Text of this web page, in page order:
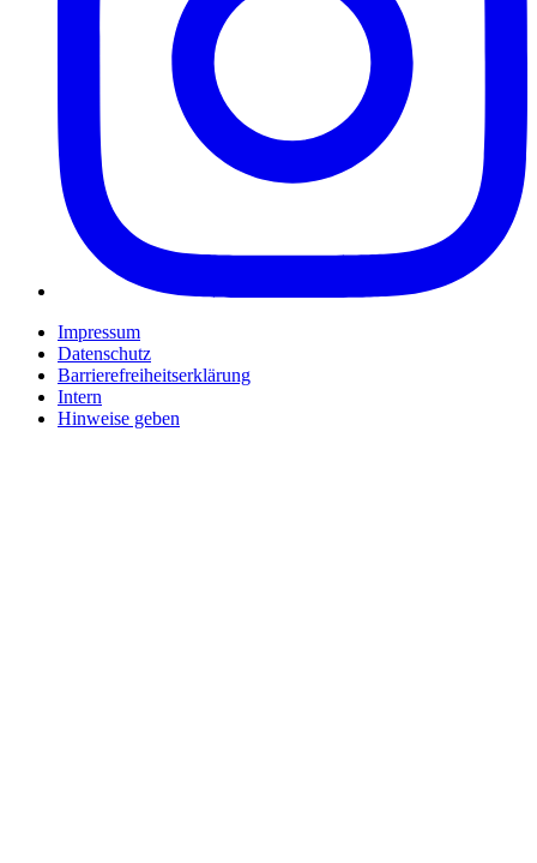
Impressum
Datenschutz
Barrierefreiheitserklärung
Intern
Hinweise geben